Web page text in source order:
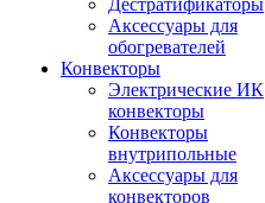
Дестратификаторы
Аксессуары для
обогревателей
Конвекторы
Электрические ИК
конвекторы
Конвекторы
внутрипольные
Аксессуары для
конвекторов